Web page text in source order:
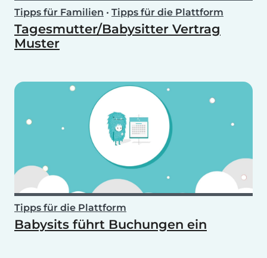
Tipps für Familien • Tipps für die Plattform
Tagesmutter/Babysitter Vertrag
Muster
Tipps für die Plattform
Babysits führt Buchungen ein